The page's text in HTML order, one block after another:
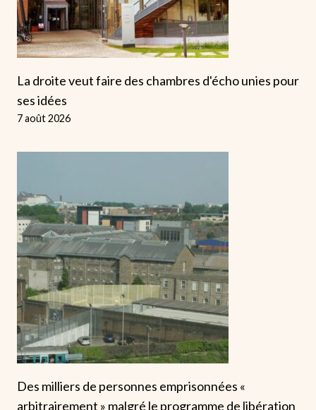
La droite veut faire des chambres d'écho unies pour
ses idées
7 août 2026
Des milliers de personnes emprisonnées «
arbitrairement » malgré le programme de libération